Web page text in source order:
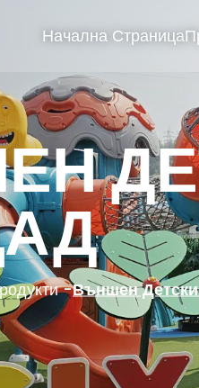
Начална Страница
-Външен